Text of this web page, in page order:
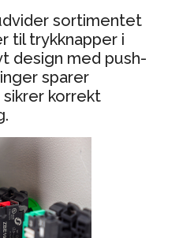
sortimentet
til trykknapper i
design med push-
sparer
korrekt